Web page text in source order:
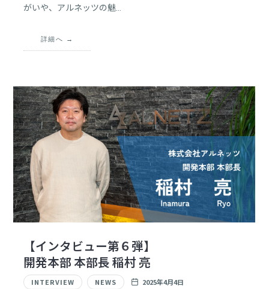
がいや、アルネッツの魅…
詳細へ
【インタビュー第６弾】
開発本部 本部長 稲村 亮
INTERVIEW NEWS 2025年4月4日